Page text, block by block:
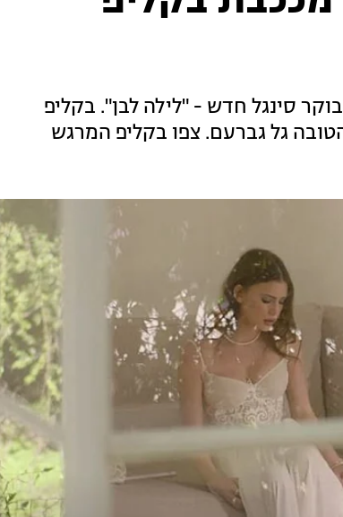
סינגל חדש - "לילה לבן". בקליפ
גל גברעם. צפו בקליפ המרגש